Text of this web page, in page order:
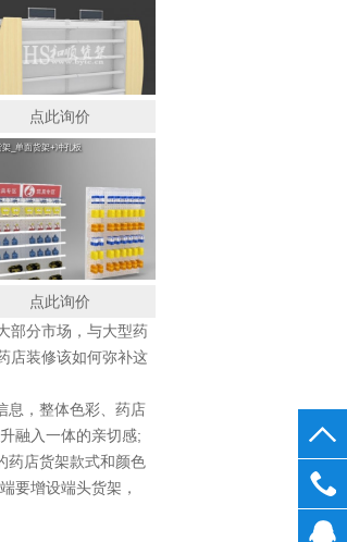
点此询价
架_单面货架+冲孔板
点此询价
部分市场，与大型药
店装修该如何弥补这
，整体色彩、药店
融入一体的亲切感;
店货架款式和颜色
要增设端头货架，